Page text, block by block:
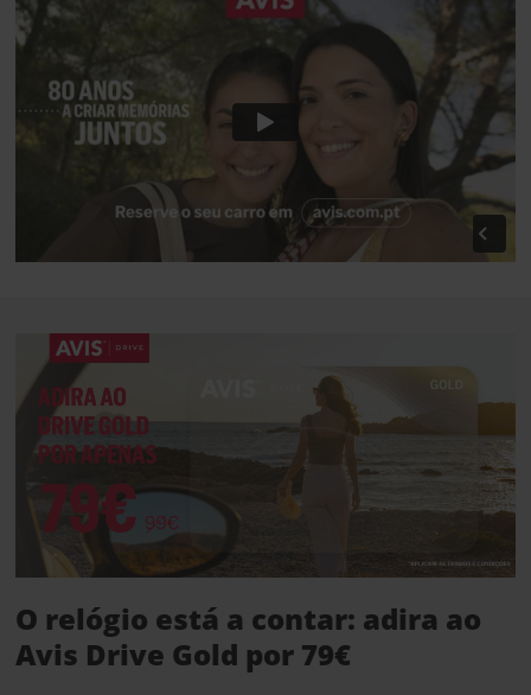
O relógio está a contar: adira ao
Avis Drive Gold por 79€